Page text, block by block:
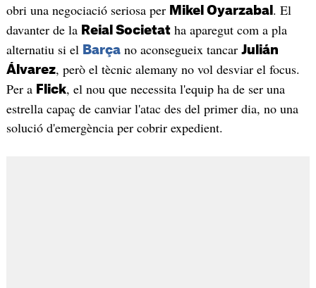
obri una negociació seriosa per Mikel Oyarzabal . El
davanter de la Reial Societatha aparegut com a pla
alternatiu si el Barçano aconsegueix tancar Julián
Álvarez, però el tècnic alemany no vol desviar el focus.
Per a Flick, el nou que necessita l'equip ha de ser una
estrella capaç de canviar l'atac des del primer dia, no una
solució d'emergència per cobrir expedient.